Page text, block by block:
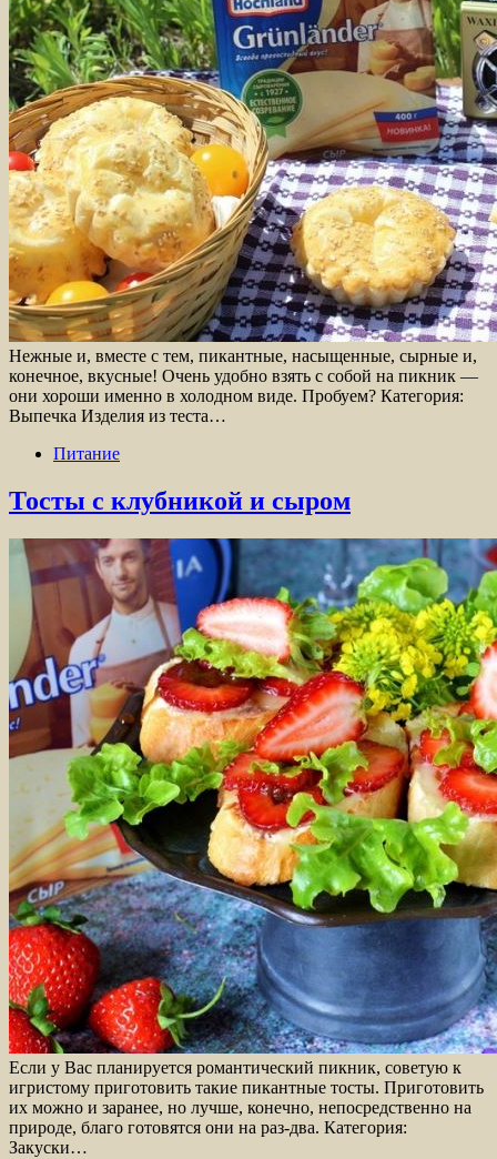
Нежные и, вместе с тем, пикантные, насыщенные, сырные и,
конечное, вкусные! Очень удобно взять с собой на пикник —
они хороши именно в холодном виде. Пробуем? Категория:
Выпечка Изделия из теста…
Питание
Тосты с клубникой и сыром
Если у Вас планируется романтический пикник, советую к
игристому приготовить такие пикантные тосты. Приготовить
их можно и заранее, но лучше, конечно, непосредственно на
природе, благо готовятся они на раз-два. Категория:
Закуски…